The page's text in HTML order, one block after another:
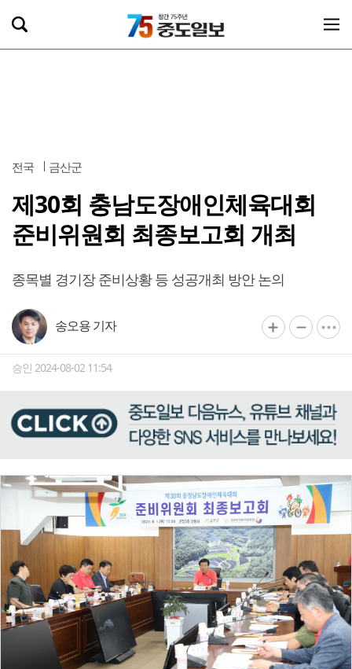
전국 금산군
제30회 충남도장애인체육대회
준비위원회 최종보고회 개최
종목별 경기장 준비상황 등 성공개최 방안 논의
송오용 기자
승인 2024-08-02 11:54